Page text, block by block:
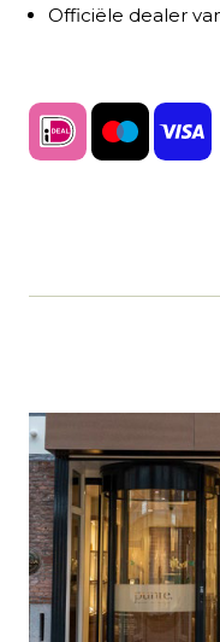
Officiële dealer